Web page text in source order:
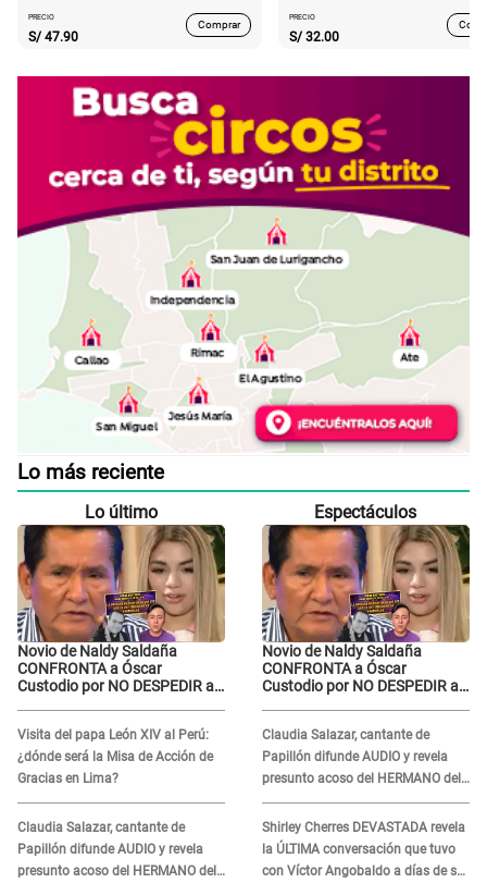
PRECIO
S/ 47.90
Comprar
PRECIO
S/ 32.00
Lo más reciente
Lo último
Novio de Naldy Saldaña
CONFRONTA a Óscar
Custodio por NO DESPEDIR a
"Nadie me dice qué hacer"
Visita del papa León XIV al Perú:
¿dónde será la Misa de Acción de
Gracias en Lima?
Claudia Salazar, cantante de
Papillón difunde AUDIO y revela
presunto acoso del HERMANO del
Espectáculos
Novio de Naldy Saldaña
CONFRONTA a Óscar
Custodio por NO DESPEDIR a
"Nadie me dice qué hacer"
Claudia Salazar, cantante de
Papillón difunde AUDIO y revela
presunto acoso del HERMANO del
director musical de La Bella Luz:
"Me quedé asustada, en shock"
Shirley Cherres DEVASTADA revela
la ÚLTIMA conversación que tuvo
con Víctor Angobaldo a días de su